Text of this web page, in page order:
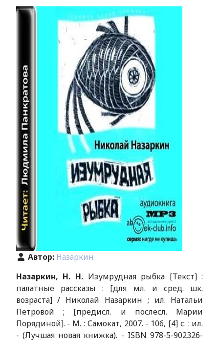
Автор: Назаркин
Назаркин, Н. Н.Изумрудная рыбка [Текст] :
палатные рассказы : [для мл. и сред. шк.
возраста] / Николай Назаркин ; ил. Натальи
Петровой ; [предисл. и послесл. Марии
Порядиной]. - М. : Самокат, 2007. - 106, [4] с. : ил.
- (Лучшая новая книжка). - ISBN 978-5-902326-